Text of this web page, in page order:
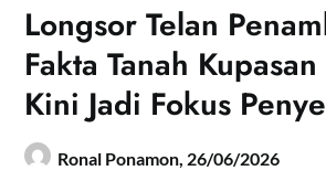
Longsor Telan
Fakta Tanah
Kini Jadi Fokus
Ronal Ponamon, 26/06/2026